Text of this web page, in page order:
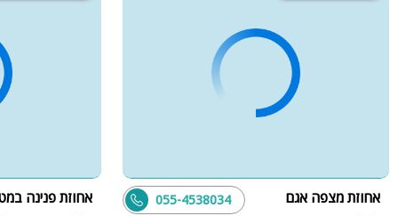
אחוזת מצפה אגם 055-4538034 אחוזת פנינה